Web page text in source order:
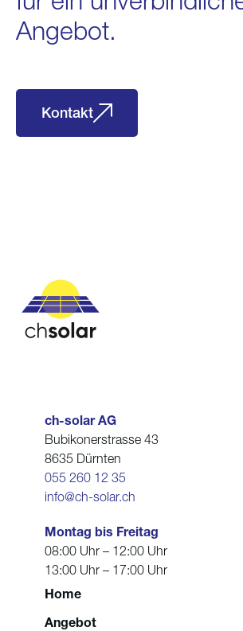
Angebot.
Kontakt
ch-solar AG
Bubikonerstrasse 43
8635 Dürnten
055 260 12 35
info@ch-solar.ch
Montag bis Freitag
08:00 Uhr – 12:00 Uhr
13:00 Uhr – 17:00 Uhr
Home
Angebot